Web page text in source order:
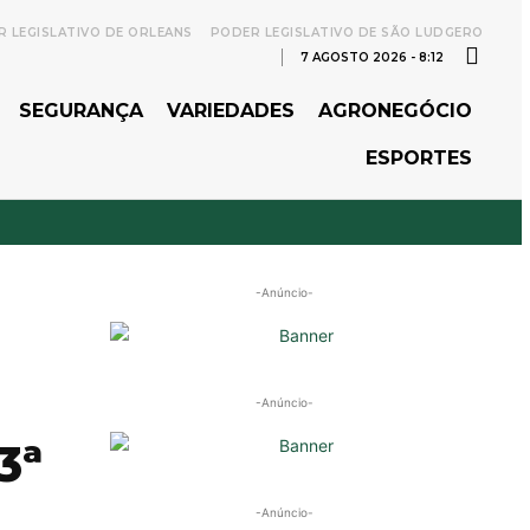
LEGISLATIVO DE ORLEANS
PODER LEGISLATIVO DE SÃO LUDGERO
7 AGOSTO 2026 - 8:12
SEGURANÇA VARIEDADES AGRONEGÓCIO
ESPORTES
-Anúncio-
-Anúncio-
-Anúncio-